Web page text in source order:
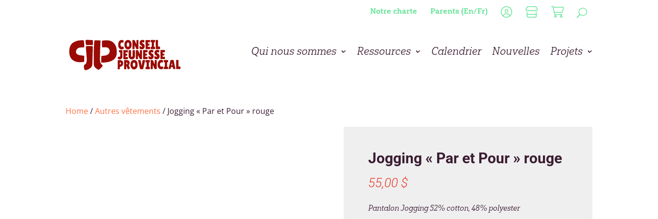
Notre charte Parents (En/Fr)
Qui nous sommes Ressources Calendrier Nouvelles Projets
Home/Autres vêtements / Jogging « Par et Pour » rouge
Jogging « Par et Pour » rouge
55,00 $
Pantalon Jogging 52% cotton, 48% polyester